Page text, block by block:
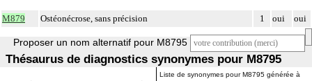
M879 Ostéonécrose, sans précision 1 oui oui
Proposer un nom alternatif pour M8795
Thésaurus de diagnostics synonymes pour M8795
Liste de synonymes pour M8795 générée à